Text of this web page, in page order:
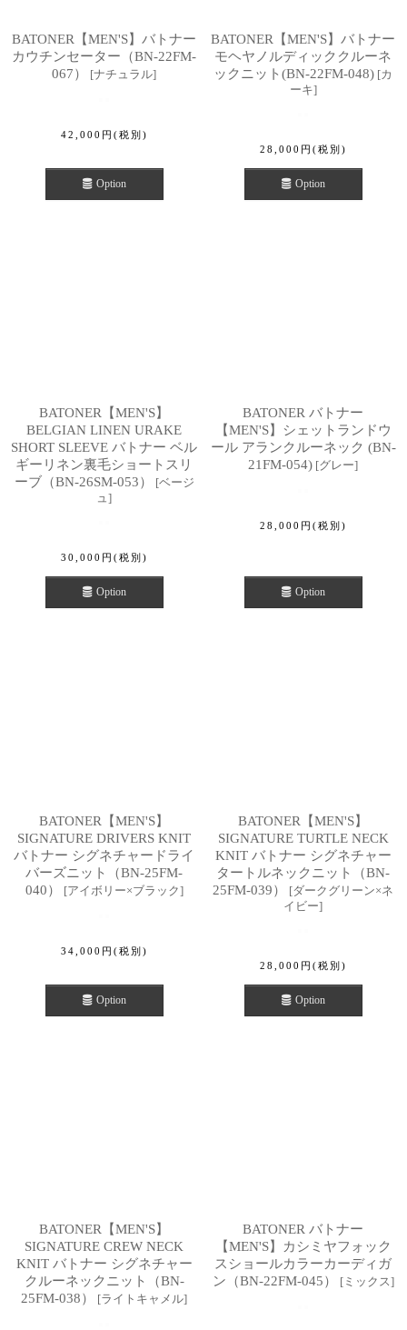
BATONER【MEN'S】バトナー
カウチンセーター（BN-22FM-
067）
[ナチュラル]
42,000 円 (税別)
Option
BATONER【MEN'S】バトナー
モヘヤノルディッククルーネ
ックニット(BN-22FM-048) [カ
ーキ]
28,000 円 (税別)
Option
BATONER【MEN'S】
BELGIAN LINEN URAKE
SHORT SLEEVE バトナー ベル
ギーリネン裏毛ショートスリ
ーブ（BN-26SM-053）
[ベージ
ュ ]
30,000 円 (税別)
Option
BATONER バトナー
【MEN'S】シェットランドウ
ール アランクルーネック (BN-
21FM-054) [グレー]
28,000 円 (税別)
Option
BATONER【MEN'S】
SIGNATURE DRIVERS KNIT
バトナー シグネチャードライ
バーズニット（BN-25FM-
040）
[アイボリー×ブラック]
34,000 円 (税別)
Option
BATONER【MEN'S】
SIGNATURE TURTLE NECK
KNIT バトナー シグネチャー
タートルネックニット（BN-
25FM-039）
[ダークグリーン×ネ
イビー]
28,000 円 (税別)
Option
BATONER【MEN'S】
SIGNATURE CREW NECK
KNIT バトナー シグネチャー
クルーネックニット（BN-
25FM-038）
[ライトキャメル]
BATONER バトナー
【MEN'S】カシミヤフォック
スショールカラーカーディガ
ン（BN-22FM-045）
[ミックス]